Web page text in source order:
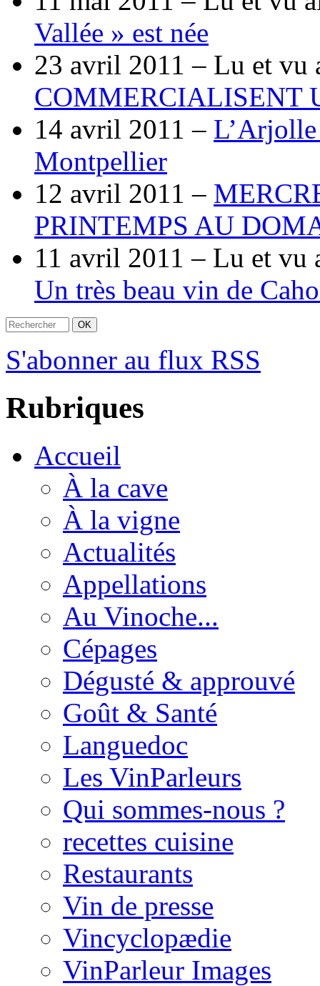
Vallée » est née
23 avril 2011 – Lu et vu
COMMERCIALISENT
14 avril 2011 – L’Arjolle
Montpellier
12 avril 2011 –
PRINTEMPS AU
11 avril 2011 – Lu et vu
Un très beau vin de
S'abonner au flux RSS
Rubriques
Accueil
À la cave
À la vigne
Actualités
Appellations
Au Vinoche...
Cépages
Dégusté & approuvé
Goût & Santé
Languedoc
Les VinParleurs
Qui sommes-nous ?
recettes cuisine
Restaurants
Vin de presse
Vincyclopædie
VinParleur Images